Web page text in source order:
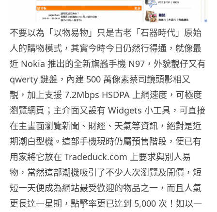
不要以為「以物易物」只是古老「石器時代」原始
人的購物模式，其實今時今日仍然行得通，就像最
近 Nokia 推出的全新旗艦手機 N97，外貌靚仔又有
qwerty 鍵盤，內建 500 萬像素蔡司鏡頭影相又
靚，加上支援 7.2Mbps HSDPA 上網速度，可極度
瀏覽網頁；主介面又設有 Widgets 小工具，可直接
在主畫面瀏覽新聞、財經、天氣等資訊，絕對是近
期潮白型機。這部手機現時仍屬預售階段，便已有
用家將它放在 Tradeduck.com 上要求與別人易
物，當然這部潮機吸引了不少人次瀏覽及開價，短
短一天便成為網站最受歡迎的物品之一，而且人氣
更長達一星期，點擊率更已達到 5,000 次！如以一